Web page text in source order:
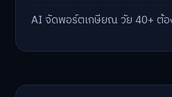
AI จัดพอร์ตเกษียณ วัย 40+ ต้อ